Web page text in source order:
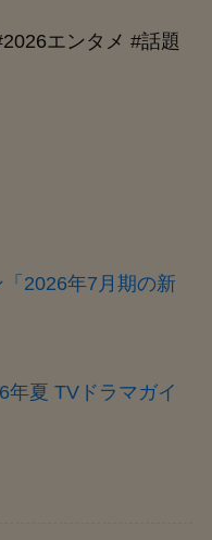
エンタメ #話題
2026年7月期の新
年夏 TVドラマガイ